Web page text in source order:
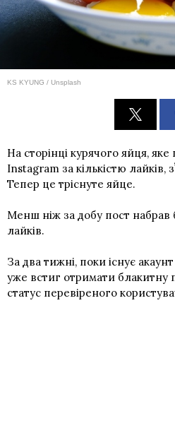
KS KYUNG / Unsplash
На сторінці курячого яйця,
Instagram за кількістю лайків,
Тепер це тріснуте яйце.
Менш ніж за добу пост набрав
лайків.
За два тижні, поки існує
уже встиг отримати блакитну
статус перевіреного